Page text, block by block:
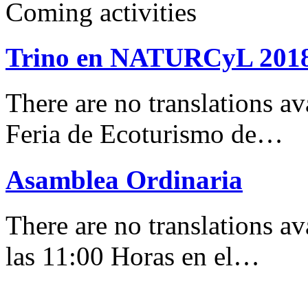
Coming activities
Trino en NATURCyL
There are no translations
Feria de Ecoturismo de…
Asamblea Ordinaria
There are no translations
las 11:00 Horas en el…